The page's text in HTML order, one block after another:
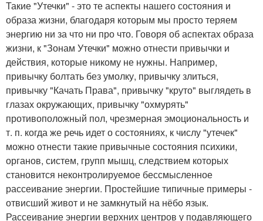
Такие "Утечки" - это те аспекты нашего состояния и
образа жизни, благодаря которым мы просто теряем
энергию ни за что ни про что. Говоря об аспектах образа
жизни, к "Зонам Утечки" можно отнести привычки и
действия, которые никому не нужны. Например,
привычку болтать без умолку, привычку злиться,
привычку "Качать Права", привычку "круто" выглядеть в
глазах окружающих, привычку "охмурять"
противоположный пол, чрезмерная эмоциональность и
т. п. когда же речь идет о состояниях, к числу "утечек"
можно отнести такие привычные состояния психики,
органов, систем, групп мышц, следствием которых
становится неконтролируемое бессмысленное
рассеивание энергии. Простейшие типичные примеры -
отвисший живот и не замкнутый на нёбо язык.
Рассеивание энергии верхних центров у подавляющего